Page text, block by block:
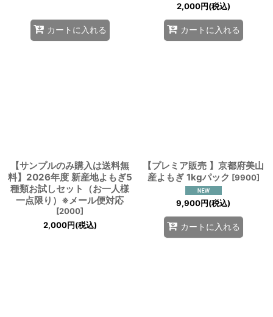
カートに入れる
2,000円(税込)
カートに入れる
【サンプルのみ購入は送料無
料】2026年度 新産地よもぎ5
種類お試しセット（お一人様
一点限り）※メール便対応
[2000]
2,000円(税込)
【プレミア販売 】京都府美山
産よもぎ 1kgパック [9900]
9,900円(税込)
カートに入れる